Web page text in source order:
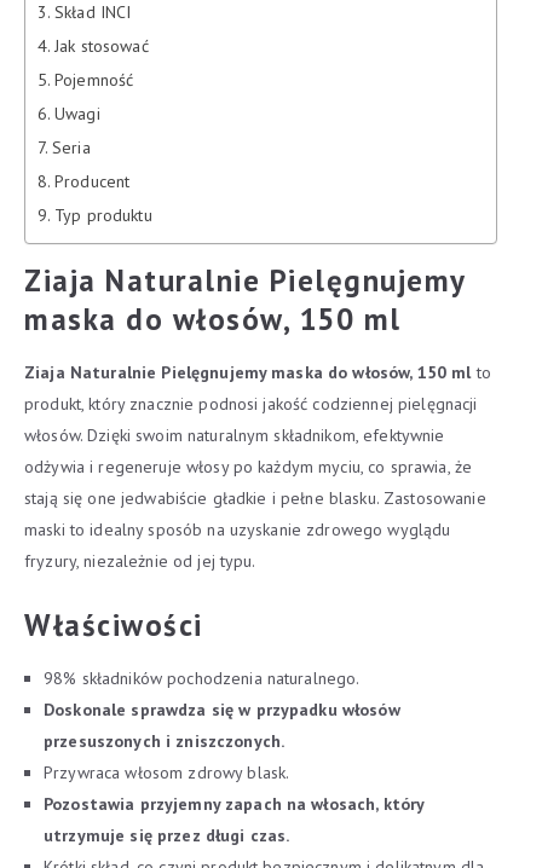
Skład INCI
Jak stosować
Pojemność
Uwagi
Seria
Producent
Typ produktu
Ziaja Naturalnie Pielęgnujemy
maska do włosów, 150 ml
Ziaja Naturalnie Pielęgnujemy maska do włosów, 150 mlto
produkt, który znacznie podnosi jakość codziennej pielęgnacji
włosów. Dzięki swoim naturalnym składnikom, efektywnie
odżywia i regeneruje włosy po każdym myciu, co sprawia, że
stają się one jedwabiście gładkie i pełne blasku. Zastosowanie
maski to idealny sposób na uzyskanie zdrowego wyglądu
fryzury, niezależnie od jej typu.
Właściwości
98% składników pochodzenia naturalnego.
Doskonale sprawdza się w przypadku włosów
przesuszonych i zniszczonych.
Przywraca włosom zdrowy blask.
Pozostawia przyjemny zapach na włosach, który
utrzymuje się przez długi czas.